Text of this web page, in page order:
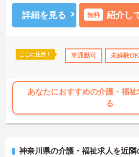
育休･介護休暇取得実績あり 社会保険完備
【パート勤務でも安心の厚待遇が用意され
て、パート勤務の方にも年2回の特別手当（
があります ・土日祝日の時給アップや、宿
やネイル、まつげエクステなどが自由で、
と働けます ・介護度が比較的低く、身体的
詳細を見る 無料 紹介し
ここに注目！ 車通勤可 未経験OK
あなたにおすすめの介護・福
る
神奈川県の介護・福祉求人を近